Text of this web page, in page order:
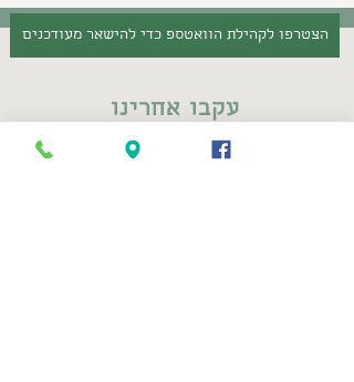
עקבו אחרינו
הצטרפו לקהילת הוואטספ כדי להישאר מעודכנים